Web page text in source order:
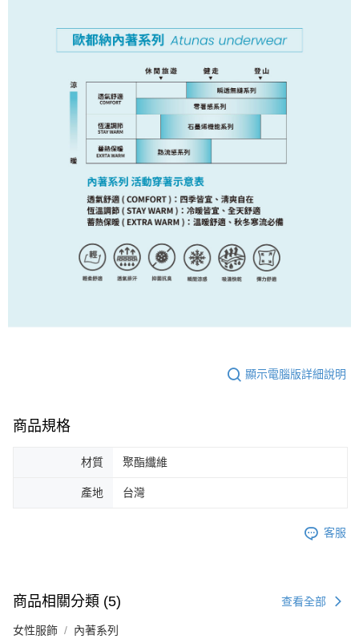
顯示電腦版詳細說明
商品規格
材質 聚酯纖維
產地 台灣
客服
商品相關分類 (5) 查看全部
女性服飾 內著系列